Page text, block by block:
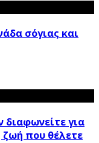
σόγιας και
διαφωνείτε για
ζωή που θέλετε